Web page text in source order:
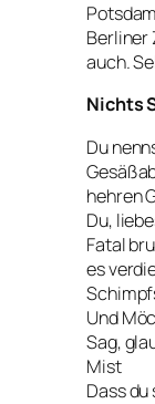
Berliner
auch.
Nichts
Du
hehren
Du,
Fatal
es
Und
Sag,
Mist
Dass